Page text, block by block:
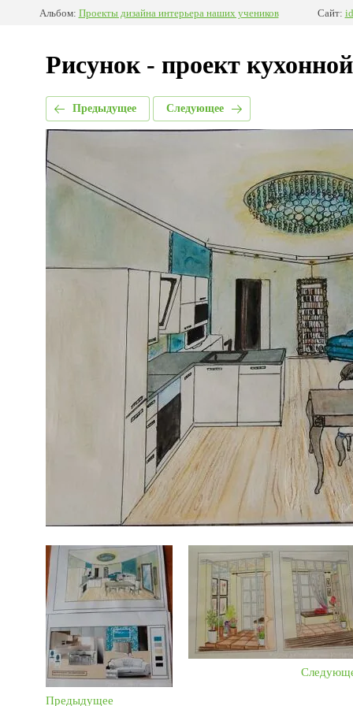
Альбом: Проекты дизайна интерьера наших учеников Сайт:
Рисунок - проект
Предыдущее Следующее
Предыдущее